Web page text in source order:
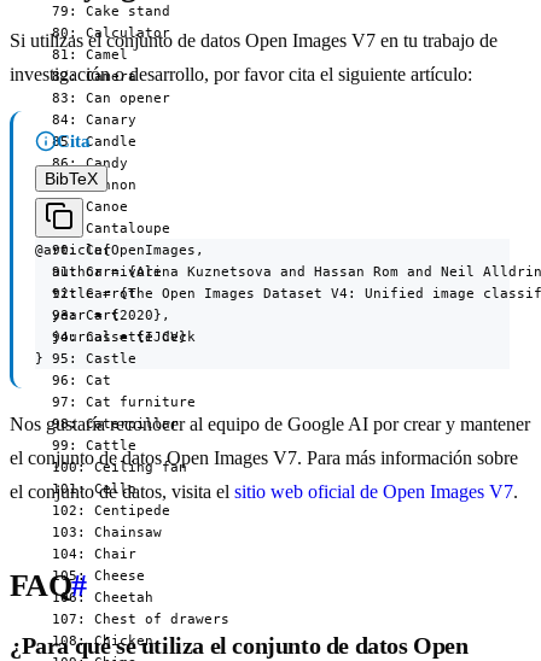
Si utilizas el conjunto de datos Open Images V7 en tu trabajo de
investigación o desarrollo, por favor cita el siguiente artículo:
Cita
BibTeX
@article{OpenImages,
author = {Alina Kuznetsova and Hassan Rom and Neil
title = {The Open Images Dataset V4: Unified image
  year = {2020},
  journal = {IJCV}
}
Nos gustaría reconocer al equipo de Google AI por crear y mantener
el conjunto de datos Open Images V7. Para más información sobre
el conjunto de datos, visita el sitio web oficial de Open Images V7.
FAQ#
¿Para qué se utiliza el conjunto de datos Open